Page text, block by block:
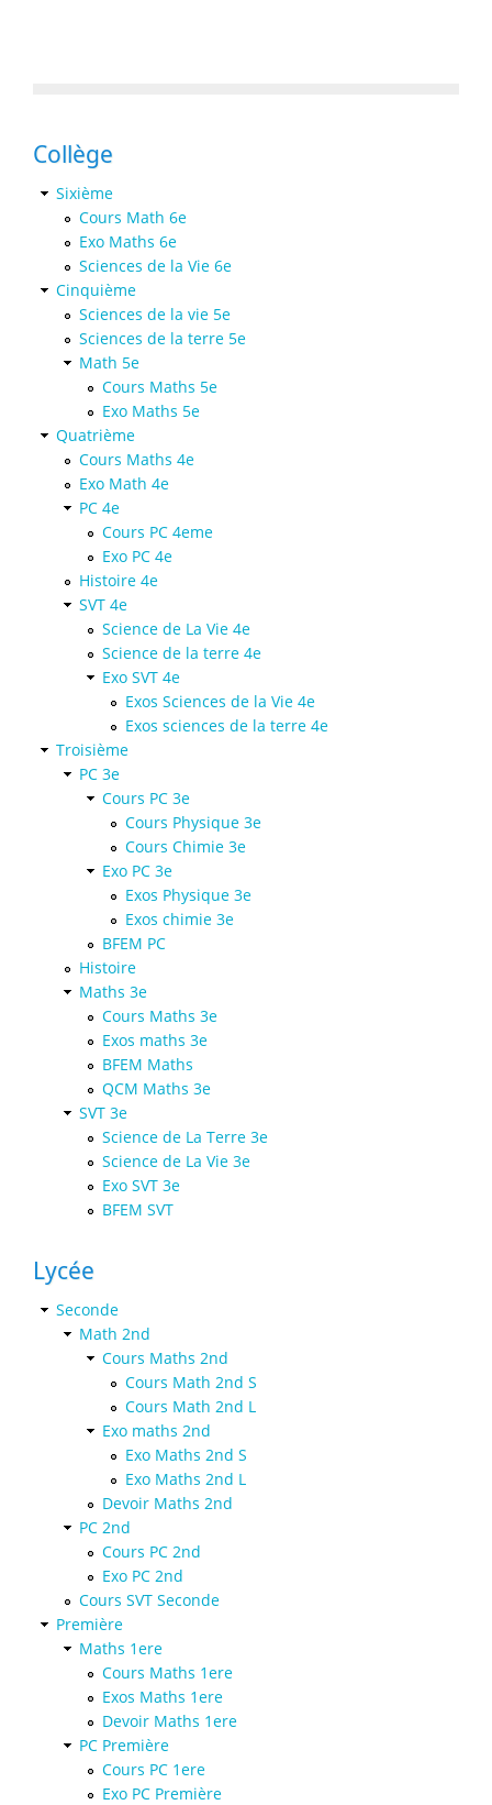
Collège
Sixième
Cours Math 6e
Exo Maths 6e
Sciences de la Vie 6e
Cinquième
Sciences de la vie 5e
Sciences de la terre 5e
Math 5e
Cours Maths 5e
Exo Maths 5e
Quatrième
Cours Maths 4e
Exo Math 4e
PC 4e
Cours PC 4eme
Exo PC 4e
Histoire 4e
SVT 4e
Science de La Vie 4e
Science de la terre 4e
Exo SVT 4e
Exos Sciences de la Vie 4e
Exos sciences de la terre 4e
Troisième
PC 3e
Cours PC 3e
Cours Physique 3e
Cours Chimie 3e
Exo PC 3e
Exos Physique 3e
Exos chimie 3e
BFEM PC
Histoire
Maths 3e
Cours Maths 3e
Exos maths 3e
BFEM Maths
QCM Maths 3e
SVT 3e
Science de La Terre 3e
Science de La Vie 3e
Exo SVT 3e
BFEM SVT
Lycée
Seconde
Math 2nd
Cours Maths 2nd
Cours Math 2nd S
Cours Math 2nd L
Exo maths 2nd
Exo Maths 2nd S
Exo Maths 2nd L
Devoir Maths 2nd
PC 2nd
Cours PC 2nd
Exo PC 2nd
Cours SVT Seconde
Première
Maths 1ere
Cours Maths 1ere
Exos Maths 1ere
Devoir Maths 1ere
PC Première
Cours PC 1ere
Exo PC Première